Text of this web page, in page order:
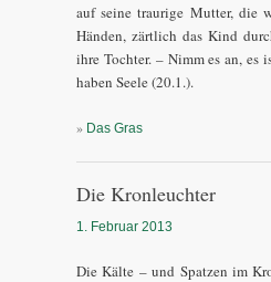
auf seine traurige Mutter, die
Händen, zärtlich das Kind
ihre Tochter. – Nimm es an, es
haben Seele (20.1.).
» Das Gras
Die Kronleuchter
1. Februar 2013
Die Kälte – und Spatzen im